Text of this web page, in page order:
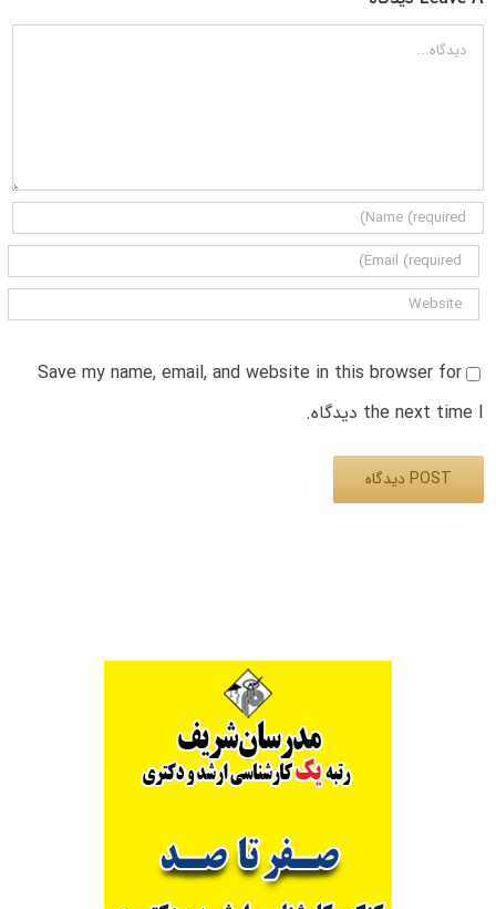
دیدگاه
Save my name, email, and website in this browser for
the next time I دیدگاه.